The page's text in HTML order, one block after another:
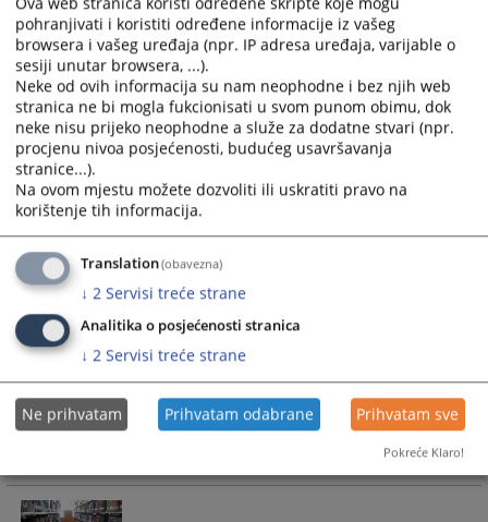
profesionalnom usavršavanju trenutnih i budućih nosilaca
pravosudne funkcije u Bosni i Hercegovini, te u vezi sa ovim
inicira i koordinira edukaciju kroz saradnju sa entitetskim
centrima za edukaciju sudija i tužilaca.
09.05.2008.
stranici OSDE-a?
Informacije koje se mogu naći na web stranici Odjela za
sudsku dokumentaciju i edukaciju između ostalog uključuju:
a) Pregled sudske prakse sudova u Bosni i Hercegovini,
međunarodnih sudskih institucija, te sudova zemalja u
okruženju,
b) Ogledne primjere sudskih odluka i tužilačkih akata
c) Edukativne module
d) Stručne radove
e) Ostale informacije pravne prirode.
pohranjivati i koristiti određene informacije iz vašeg
browsera i vašeg uređaja (npr. IP adresa uređaja, varijable o
sesiji unutar browsera, ...).
Neke od ovih informacija su nam neophodne i bez njih web
stranica ne bi mogla fukcionisati u svom punom obimu, dok
neke nisu prijeko neophodne a služe za dodatne stvari (npr.
procjenu nivoa posjećenosti, budućeg usavršavanja
stranice...).
Na ovom mjestu možete dozvoliti ili uskratiti pravo na
korištenje tih informacija.
Translation(obavezna)
↓ 2 Servisi treće strane
Analitika o posjećenosti stranica
↓ 2 Servisi treće strane
Ne prihvatam Prihvatam odabrane Prihvatam sve
Pokreće Klaro!